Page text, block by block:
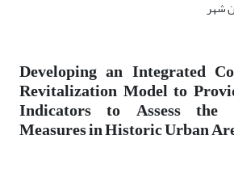
Developing an Integrated
Revitalization Model to
Indicators to Assess the
Measures in Historic Urban